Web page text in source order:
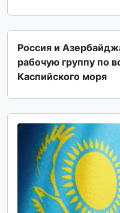
Россия и
рабочую группу по
Каспийского моря